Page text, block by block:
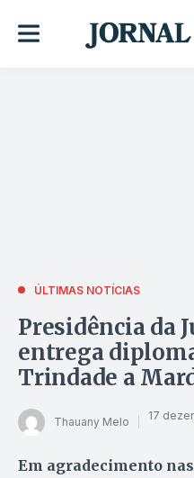
ÚLTIMAS NOTÍCIAS
Presidência da
entrega
Trindade a
Thauany Melo 17
Em agradecimento